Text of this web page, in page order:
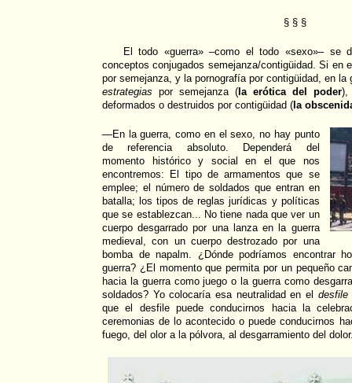
§ § §
El todo «guerra» –como el todo «sexo»– se
conceptos conjugados semejanza/contigüidad. Si en
por semejanza, y la pornografía por contigüidad, en
estrategias por semejanza (la erótica del poder
deformados o destruidos por contigüidad ( la
—En la guerra, como en el sexo, no hay punto
de referencia absoluto. Dependerá del
momento histórico y social en el que nos
encontremos: El tipo de armamentos que se
emplee; el número de soldados que entran en
batalla; los tipos de reglas jurídicas y políticas
que se establezcan... No tiene nada que ver un
cuerpo desgarrado por una lanza en la guerra
medieval, con un cuerpo destrozado por una
bomba de napalm. ¿Dónde podríamos encontrar
guerra? ¿El momento que permita por un pequeño
hacia la guerra como juego o la guerra como
soldados? Yo colocaría esa neutralidad en el desfile
que el desfile puede conducirnos hacia la
ceremonias de lo acontecido o puede conducirnos
fuego, del olor a la pólvora, al desgarramiento del